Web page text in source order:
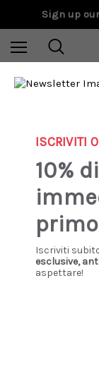
Sign up
Home
ISCRIVITI
10%
Iscriviti
esclusive,
aspettare!